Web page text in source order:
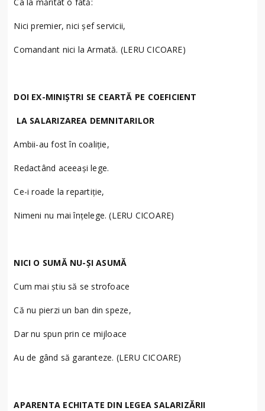
Nici premier, nici șef servicii,
Comandant nici la Armată. (LERU CICOARE)
DOI EX-MINIȘTRI SE CEARTĂ PE COEFICIENT
LA SALARIZAREA DEMNITARILOR
Ambii-au fost în coaliție,
Redactând aceeași lege.
Ce-i roade la repartiție,
Nimeni nu mai înțelege. (LERU CICOARE)
NICI O SUMĂ NU-ȘI ASUMĂ
Cum mai știu să se strofoace
Că nu pierzi un ban din speze,
Dar nu spun prin ce mijloace
Au de gând să garanteze. (LERU CICOARE)
APARENTA ECHITATE DIN LEGEA SALARIZĂRII